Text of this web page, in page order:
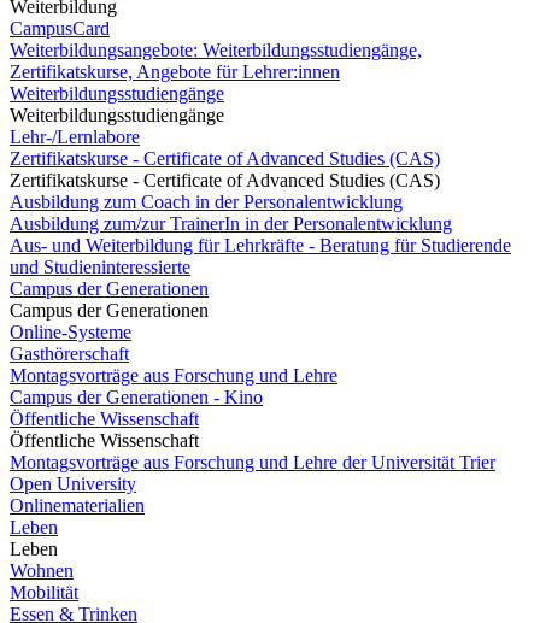
Weiterbildung
CampusCard
Weiterbildungsangebote: Weiterbildungsstudiengänge,
Zertifikatskurse, Angebote für Lehrer:innen
Weiterbildungsstudiengänge
Weiterbildungsstudiengänge
Lehr-/Lernlabore
Zertifikatskurse - Certificate of Advanced Studies (CAS)
Zertifikatskurse - Certificate of Advanced Studies (CAS)
Ausbildung zum Coach in der Personalentwicklung
Ausbildung zum/zur TrainerIn in der Personalentwicklung
Aus- und Weiterbildung für Lehrkräfte - Beratung für Studierende
und Studieninteressierte
Campus der Generationen
Campus der Generationen
Online-Systeme
Gasthörerschaft
Montagsvorträge aus Forschung und Lehre
Campus der Generationen - Kino
Öffentliche Wissenschaft
Öffentliche Wissenschaft
Montagsvorträge aus Forschung und Lehre der Universität Trier
Open University
Onlinematerialien
Leben
Leben
Wohnen
Mobilität
Essen & Trinken